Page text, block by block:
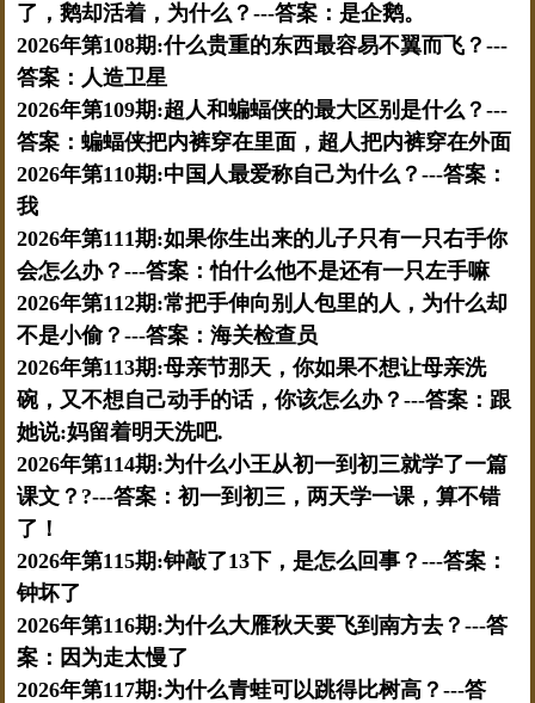
了，鹅却活着，为什么？---答案：是企鹅。
2026年第108期:什么贵重的东西最容易不翼而飞？---
答案：人造卫星
2026年第109期:超人和蝙蝠侠的最大区别是什么？---
答案：蝙蝠侠把内裤穿在里面，超人把内裤穿在外面
2026年第110期:中国人最爱称自己为什么？---答案：
我
2026年第111期:如果你生出来的儿子只有一只右手你
会怎么办？---答案：怕什么他不是还有一只左手嘛
2026年第112期:常把手伸向别人包里的人，为什么却
不是小偷？---答案：海关检查员
2026年第113期:母亲节那天，你如果不想让母亲洗
碗，又不想自己动手的话，你该怎么办？---答案：跟
她说:妈留着明天洗吧.
2026年第114期:为什么小王从初一到初三就学了一篇
课文？?---答案：初一到初三，两天学一课，算不错
了！
2026年第115期:钟敲了13下，是怎么回事？---答案：
钟坏了
2026年第116期:为什么大雁秋天要飞到南方去？---答
案：因为走太慢了
2026年第117期:为什么青蛙可以跳得比树高？---答